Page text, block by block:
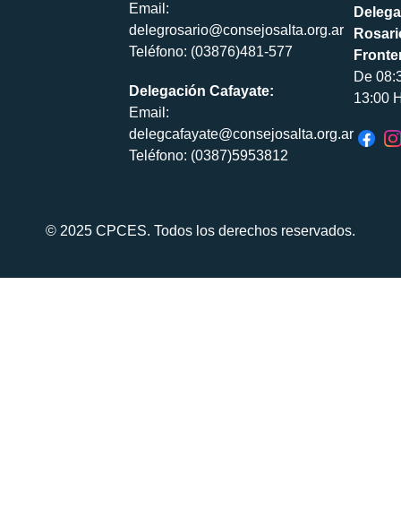
Email:
delegrosario@consejosalta.org.ar
Teléfono: (03876)481-577
Delegación Cafayate:
Email:
delegcafayate@consejosalta.org.ar
Teléfono: (0387)5953812
De
13:00
© 2025 CPCES. Todos los derechos reservados.